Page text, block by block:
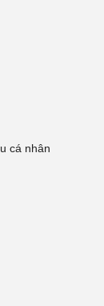
cá nhân